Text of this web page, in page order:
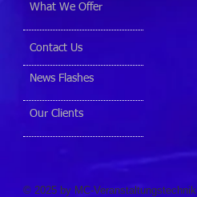
What We Offer
Contact Us
News Flashes
Our Clients
© 2025 by MC-Veranstaltungstechnik